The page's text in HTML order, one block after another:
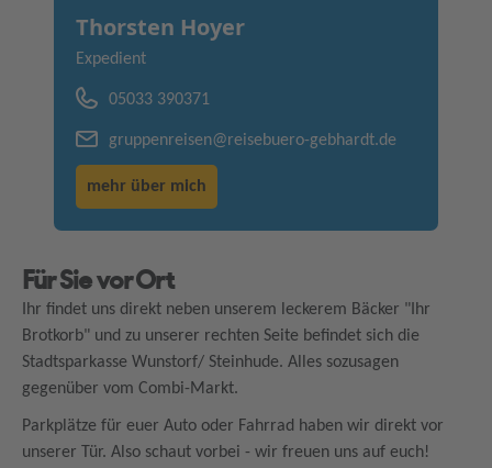
Thorsten Hoyer
Expedient
05033 390371
gruppenreisen@reisebuero-gebhardt.de
mehr über mich
Für Sie vor Ort
Ihr findet uns direkt neben unserem leckerem Bäcker "Ihr
Brotkorb" und zu unserer rechten Seite befindet sich die
Stadtsparkasse Wunstorf/ Steinhude. Alles sozusagen
gegenüber vom Combi-Markt.
Parkplätze für euer Auto oder Fahrrad haben wir direkt vor
unserer Tür. Also schaut vorbei - wir freuen uns auf euch!